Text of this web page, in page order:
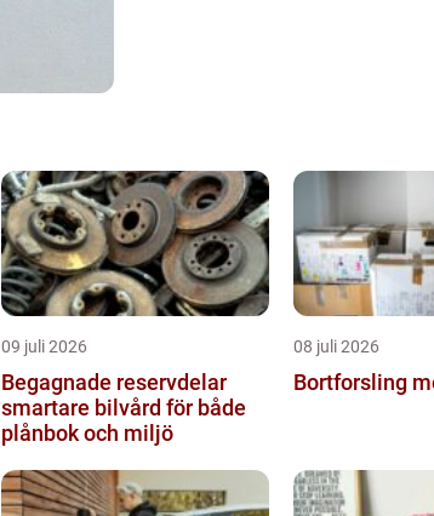
09 juli 2026
Begagnade reservdelar
smartare bilvård för både
plånbok och miljö
08 juli 2026
Bortforsling